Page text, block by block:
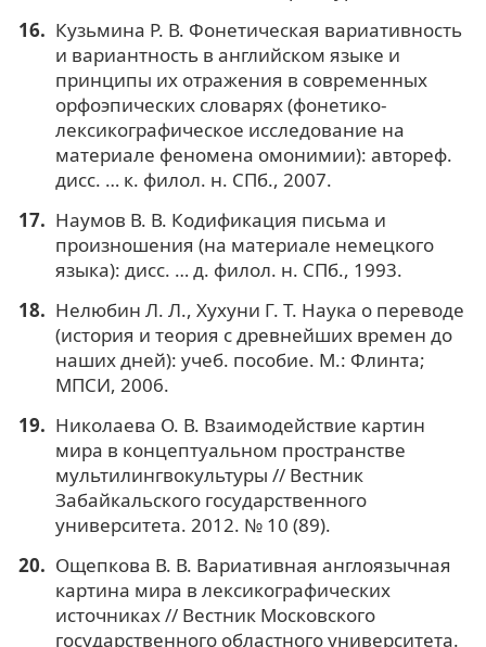
Кузьмина Р. В. Фонетическая вариативность
и вариантность в английском языке и
принципы их отражения в современных
орфоэпических словарях (фонетико-
лексикографическое исследование на
материале феномена омонимии): автореф.
дисс. … к. филол. н. СПб., 2007.
Наумов В. В. Кодификация письма и
произношения (на материале немецкого
языка): дисс. … д. филол. н. СПб., 1993.
Нелюбин Л. Л., Хухуни Г. Т. Наука о переводе
(история и теория с древнейших времен до
наших дней): учеб. пособие. М.: Флинта;
МПСИ, 2006.
Николаева О. В. Взаимодействие картин
мира в концептуальном пространстве
мультилингвокультуры // Вестник
Забайкальского государственного
университета. 2012. № 10 (89).
Ощепкова В. В. Вариативная англоязычная
картина мира в лексикографических
источниках // Вестник Московского
государственного областного университета.